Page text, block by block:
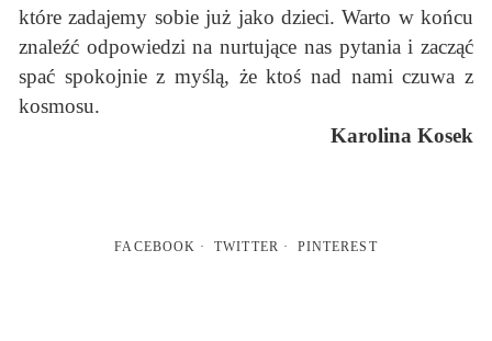
które zadajemy sobie już jako dzieci. Warto w końcu
znaleźć odpowiedzi na nurtujące nas pytania i zacząć
spać spokojnie z myślą, że ktoś nad nami czuwa z
kosmosu.
Karolina Kosek
FACEBOOK TWITTER PINTEREST